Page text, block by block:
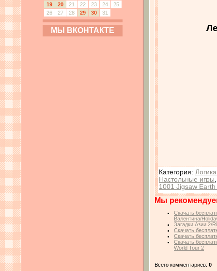
19
20 21 22 23 24
25
26
27 28 29 30 31
МЫ ВКОНТАКТЕ
Категория:
Настольные игры
1001 Jigsaw
Мы
Скачать
Валентина/
Загадки Азии 2/
Скачать
Скачать
Скачать
World Tour 2
Всего комментариев: 0